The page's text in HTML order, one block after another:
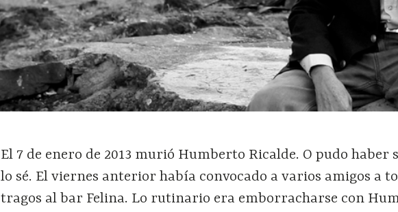
El 7 de enero de 2013 murió Humberto Ricalde. O pudo haber
lo sé. El viernes anterior había convocado a varios amigos a
tragos al bar Felina. Lo rutinario era emborracharse con